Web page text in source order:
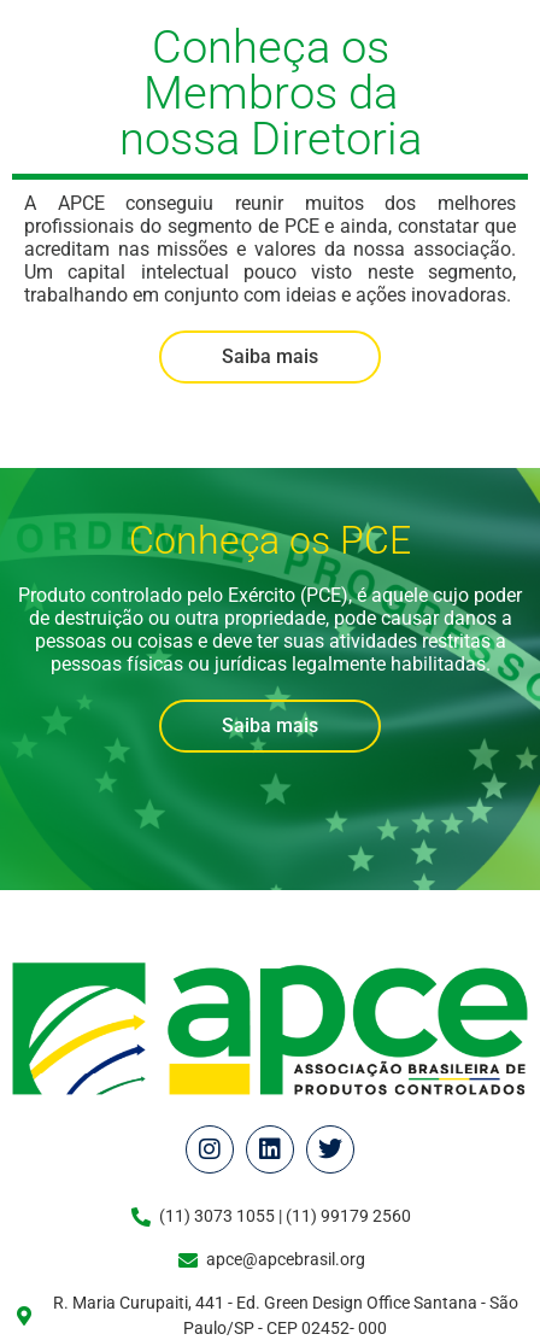
Conheça os
Membros da
nossa Diretoria
A APCE conseguiu reunir muitos dos melhores
profissionais do segmento de PCE e ainda, constatar que
acreditam nas missões e valores da nossa associação.
Um capital intelectual pouco visto neste segmento,
trabalhando em conjunto com ideias e ações inovadoras.
Saiba mais
Conheça os PCE
Produto controlado pelo Exército (PCE), é aquele cujo poder
de destruição ou outra propriedade, pode causar danos a
pessoas ou coisas e deve ter suas atividades restritas a
pessoas físicas ou jurídicas legalmente habilitadas.
Saiba mais
(11) 3073 1055 | (11) 99179 2560
apce@apcebrasil.org
R. Maria Curupaiti, 441 - Ed. Green Design Office Santana - São
Paulo/SP - CEP 02452- 000